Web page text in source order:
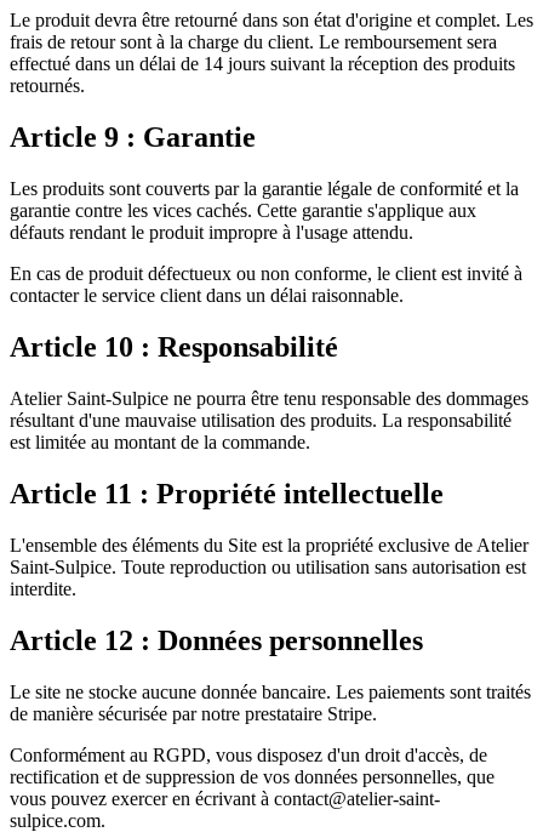
Le produit devra être retourné dans son état d'origine et complet. Les
frais de retour sont à la charge du client. Le remboursement sera
effectué dans un délai de 14 jours suivant la réception des produits
retournés.
Article 9 : Garantie
Les produits sont couverts par la garantie légale de conformité et la
garantie contre les vices cachés. Cette garantie s'applique aux
défauts rendant le produit impropre à l'usage attendu.
En cas de produit défectueux ou non conforme, le client est invité à
contacter le service client dans un délai raisonnable.
Article 10 : Responsabilité
Atelier Saint-Sulpice ne pourra être tenu responsable des dommages
résultant d'une mauvaise utilisation des produits. La responsabilité
est limitée au montant de la commande.
Article 11 : Propriété intellectuelle
L'ensemble des éléments du Site est la propriété exclusive de Atelier
Saint-Sulpice. Toute reproduction ou utilisation sans autorisation est
interdite.
Article 12 : Données personnelles
Le site ne stocke aucune donnée bancaire. Les paiements sont traités
de manière sécurisée par notre prestataire Stripe.
Conformément au RGPD, vous disposez d'un droit d'accès, de
rectification et de suppression de vos données personnelles, que
vous pouvez exercer en écrivant à contact@atelier-saint-
sulpice.com.